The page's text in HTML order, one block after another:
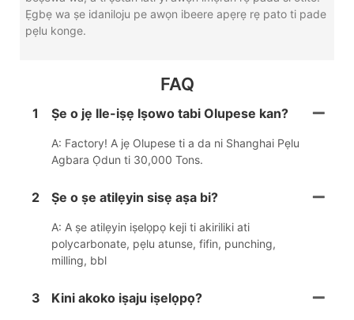
Ẹgbẹ wa ṣe idaniloju pe awọn ibeere apẹrẹ rẹ pato ti pade
pẹlu konge.
FAQ
1 Ṣe o jẹ Ile-iṣẹ Iṣowo tabi Olupese kan?
A: Factory! A jẹ Olupese ti a da ni Shanghai Pẹlu
Agbara Ọdun ti 30,000 Tons.
2 Ṣe o ṣe atilẹyin sisẹ aṣa bi?
A: A ṣe atilẹyin iṣelọpọ keji ti akiriliki ati
polycarbonate, pẹlu atunse, fifin, punching,
milling, bbl
3 Kini akoko iṣaju iṣelọpọ?